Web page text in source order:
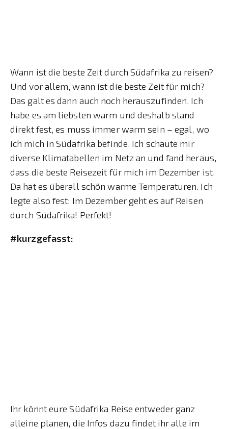
Wann ist die beste Zeit durch Südafrika zu reisen?
Und vor allem, wann ist die beste Zeit für mich?
Das galt es dann auch noch herauszufinden. Ich
habe es am liebsten warm und deshalb stand
direkt fest, es muss immer warm sein – egal, wo
ich mich in Südafrika befinde. Ich schaute mir
diverse Klimatabellen im Netz an und fand heraus,
dass die beste Reisezeit für mich im Dezember ist.
Da hat es überall schön warme Temperaturen. Ich
legte also fest: Im Dezember geht es auf Reisen
durch Südafrika! Perfekt!
#kurzgefasst:
Ihr könnt eure Südafrika Reise entweder ganz
alleine planen, die Infos dazu findet ihr alle im